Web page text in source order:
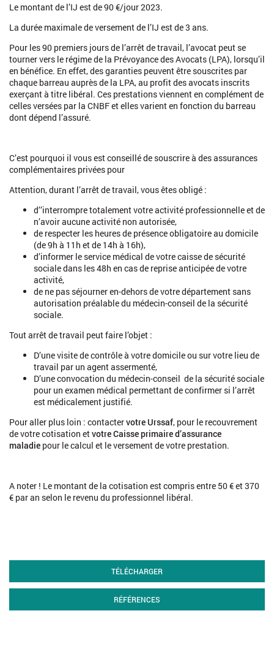
Le montant de l’IJ est de 90 €/jour 2023.
La durée maximale de versement de l’IJ est de 3 ans.
Pour les 90 premiers jours de l’arrêt de travail, l’avocat peut se
tourner vers le régime de la Prévoyance des Avocats (LPA), lorsqu’il
en bénéfice. En effet, des garanties peuvent être souscrites par
chaque barreau auprès de la LPA, au profit des avocats inscrits
exerçant à titre libéral. Ces prestations viennent en complément de
celles versées par la CNBF et elles varient en fonction du barreau
dont dépend l’assuré.
C’est pourquoi il vous est conseillé de souscrire à des assurances
complémentaires privées pour
Attention, durant l’arrêt de travail, vous êtes obligé :
d’’interrompre totalement votre activité professionnelle et de
n’avoir aucune activité non autorisée,
de respecter les heures de présence obligatoire au domicile
(de 9h à 11h et de 14h à 16h),
d’informer le service médical de votre caisse de sécurité
socialedans les 48h en cas de reprise anticipée de votre
activité,
de ne pas séjourner en-dehors de votre département sans
autorisation préalable du médecin-conseil de la sécurité
sociale.
Tout arrêt de travail peut faire l’objet :
D’une visite de contrôle à votre domicile ou sur votre lieu de
travail par un agent assermenté,
D’une convocation du médecin-conseil de la sécurité sociale
pour un examen médical permettant de confirmer si l’arrêt
est médicalement justifié.
Pour aller plus loin : contactervotre Urssaf, pour le recouvrement
de votre cotisation etvotre Caisse primaire d’assurance
maladie pour le calcul et le versement de votre prestation.
A noter ! Le montant de la cotisation est compris entre 50 € et 370
€ par an selon le revenu du professionnel libéral.
TÉLÉCHARGER
RÉFÉRENCES